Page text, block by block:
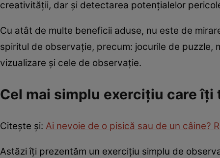
creativității, dar și detectarea potențialelor
Cu atât de multe beneficii aduse, nu este de
spiritul de observație, precum: jocurile de puzzle,
vizualizare și cele de observație.
Cel mai simplu exercițiu care
Citește și: Ai nevoie de o pisică sau de un câine?
Astăzi îți prezentăm un exercițiu simplu de